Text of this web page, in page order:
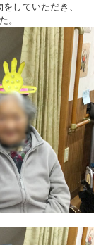
していただき、
。